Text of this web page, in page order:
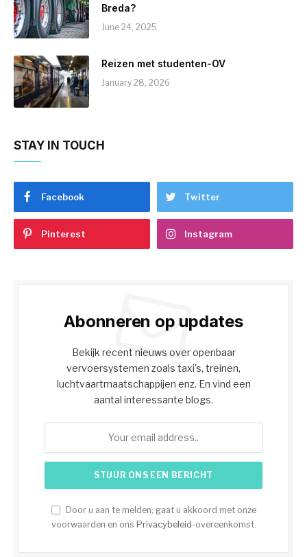
Breda?
June 24, 2025
Reizen met studenten-OV
January 28, 2026
STAY IN TOUCH
Facebook Twitter
Pinterest Instagram
Abonneren op updates
Bekijk recent nieuws over openbaar
vervoersystemen zoals taxi's, treinen,
luchtvaartmaatschappijen enz. En vind een
aantal interessante blogs.
Door u aan te melden, gaat u akkoord met onze
voorwaarden en ons Privacybeleid-overeenkomst.